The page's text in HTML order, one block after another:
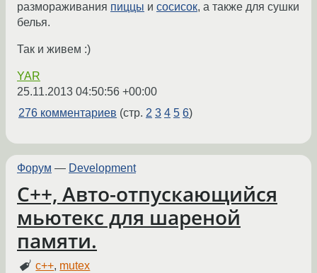
размораживания пиццы и сосисок, а также для сушки
белья.
Так и живем :)
YAR
25.11.2013 04:50:56 +00:00
276 комментариев (стр. 2 3 4 5 6)
Форум — Development
C++, Авто-отпускающийся
мьютекс для шареной
памяти.
c++, mutex